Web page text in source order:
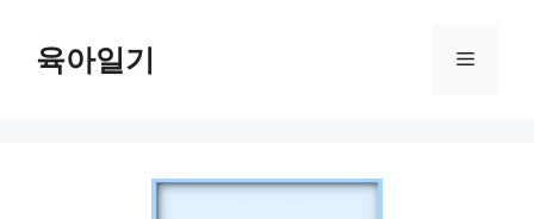
육아일기 메